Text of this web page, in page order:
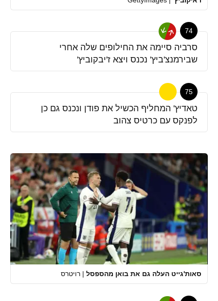
74
סרביה סיימה את החילופים שלה אחרי
שבירמנצ'ביץ' נכנס ויצא ז'יבקוביץ'
75
טאדיץ' המחליף הכשיל את פודן ונכנס גם כן
לפנקס עם כרטיס צהוב
סאות'גייט העלה גם את בואן מהספסל | רויטרס